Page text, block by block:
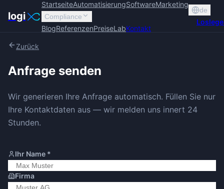
logi
StartseiteAutomatisierungSoftwareMarketing
Compliance
BlogReferenzenPreiseLabKontakt
de
Zurück
Anfrage senden
Wir generieren Ihre Anfrage automatisch. Füllen Sie nur
Ihre Kontaktdaten aus — wir melden uns innert 24
Stunden.
Ihr Name *
Firma